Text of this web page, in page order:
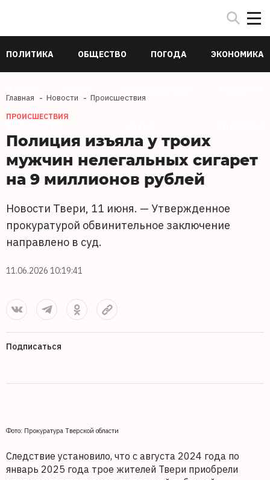
ПОЛИТИКА ОБЩЕСТВО ПОГОДА ЭКОНОМИКА
Главная Новости Происшествия
ПРОИСШЕСТВИЯ
Полиция изъяла у троих
мужчин нелегальных сигарет
на 9 миллионов рублей
Новости Твери, 11 июня. — Утвержденное
прокуратурой обвинительное заключение
направлено в суд.
11.06.2026 10:19:41
Подписаться
Фото: Прокуратура Тверской области
Следствие установило, что с августа 2024 года по
январь 2025 года трое жителей Твери приобрели